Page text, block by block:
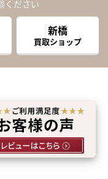
ください
新橋
買取ショップ